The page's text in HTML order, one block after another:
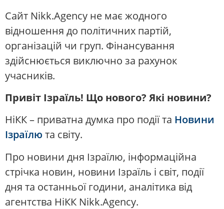
Сайт Nikk.Agency не має жодного
відношення до політичних партій,
організацій чи груп. Фінансування
здійснюється виключно за рахунок
учасників.
Привіт Ізраїль! Що нового? Які новини?
НіКК – приватна думка про події та Новини
Ізраїлю та світу.
Про новини дня Ізраїлю, інформаційна
стрічка новин, новини Ізраїль і світ, події
дня та останньої години, аналітика від
агентства НіКК Nikk.Agency.